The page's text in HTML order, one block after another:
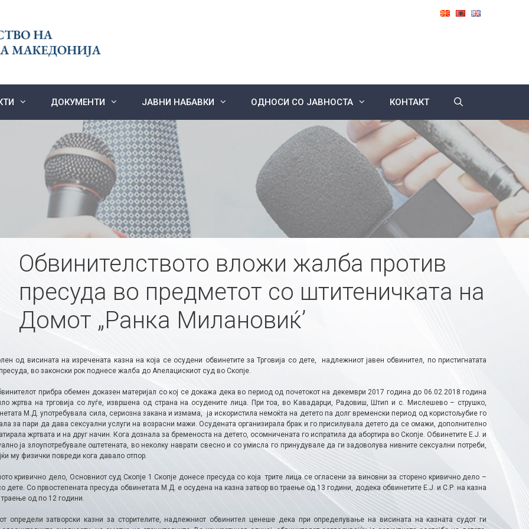
ДОКУМЕНТИ ЈАВНИ НАБАВКИ ОДНОСИ СО ЈАВНОСТА КОНТАКТ
Обвинителството вложи жалба против
пресуда во предметот со штитеничката на
Домот „Ранка Милановиќ’
од висината на изречената казна на која се осудени обвинетите за Трговија со дете, надлежниот јавен обвинител, по пристигнатата
во законски рок поднесе жалба до Апелацискиот суд во Скопје.
прибра обемен доказен материјал со кој се докажа дека во период од почетокот на декември 2017 година до 06.02.2018 година
жртва на трговија со луѓе, извршена од страна на осудените лица. При тоа, во Кавадарци, Радовиш, Штип и с. Мислешево – струшко,
М.Д. употребувала сила, сериозна закана и измама, ја искористила немоќта на детето па долг временски период од користољубие го
за пари да дава сексуални услуги на возрасни мажи. Осудената организирала брак и го присилувала детето да се омажи, дополнително
жртвата и на друг начин. Кога дознала за бременоста на детето, осомничената го испратила да абортира во Скопје. Обвинетите Е.Ј. и
ја злоупотребувале оштетената, во неколку наврати свесно и со умисла го принудувале да ги задоволува нивните сексуални потреби,
му физички повреди кога давало отпор.
кривично дело, Основниот суд Скопје 1 Скопје донесе пресуда со која трите лица се огласени за виновни за сторено кривично дело –
дете. Со првостепената пресуда обвинетата М.Д. е осудена на казна затвор во траење од 13 години, додека обвинетите Е.Ј. и С.Р. на казна
траење од по 12 години.
определи затворски казни за сторителите, надлежниот обвинител ценеше дека при определување на висината на казната судот ги